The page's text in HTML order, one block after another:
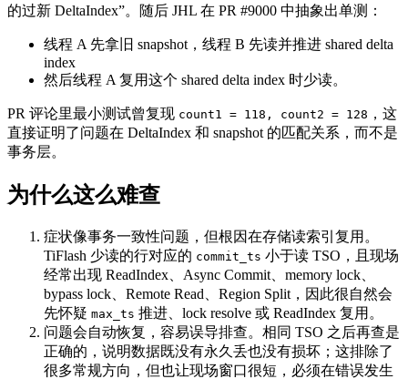
的过新 DeltaIndex”。随后 JHL 在 PR #9000 中抽象出单测：
线程 A 先拿旧 snapshot，线程 B 先读并推进 shared delta
index
然后线程 A 复用这个 shared delta index 时少读。
PR 评论里最小测试曾复现 count1 = 118, count2 = 128 ，这
直接证明了问题在 DeltaIndex 和 snapshot 的匹配关系，而不是
事务层。
为什么这么难查
症状像事务一致性问题，但根因在存储读索引复用。
TiFlash 少读的行对应的 commit_ts 小于读 TSO，且现场
经常出现 ReadIndex、Async Commit、memory lock、
bypass lock、Remote Read、Region Split，因此很自然会
先怀疑 max_ts 推进、lock resolve 或 ReadIndex 复用。
问题会自动恢复，容易误导排查。相同 TSO 之后再查是
正确的，说明数据既没有永久丢也没有损坏；这排除了
很多常规方向，但也让现场窗口很短，必须在错误发生